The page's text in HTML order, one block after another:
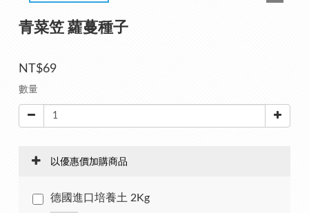
青菜笠 蘿蔓種子
NT$69
數量
以優惠價加購商品
德國進口培養土 2Kg